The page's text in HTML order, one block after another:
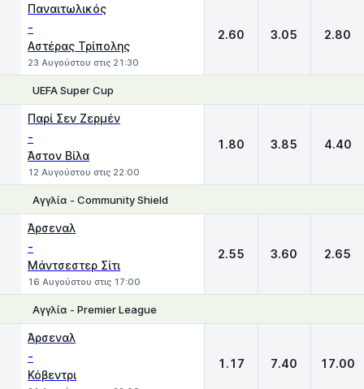
Παναιτωλικός
-
Αστέρας Τρίπολης
23 Αυγούστου στις 21:30
2.60 3.05 2.80
UEFA Super Cup
Παρί Σεν Ζερμέν
-
Άστον Βίλα
12 Αυγούστου στις 22:00
1.80 3.85 4.40
Αγγλία - Community Shield
Άρσεναλ
-
Μάντσεστερ Σίτι
16 Αυγούστου στις 17:00
2.55 3.60 2.65
Αγγλία - Premier League
Άρσεναλ
-
Κόβεντρι
1.17 7.40 17.00